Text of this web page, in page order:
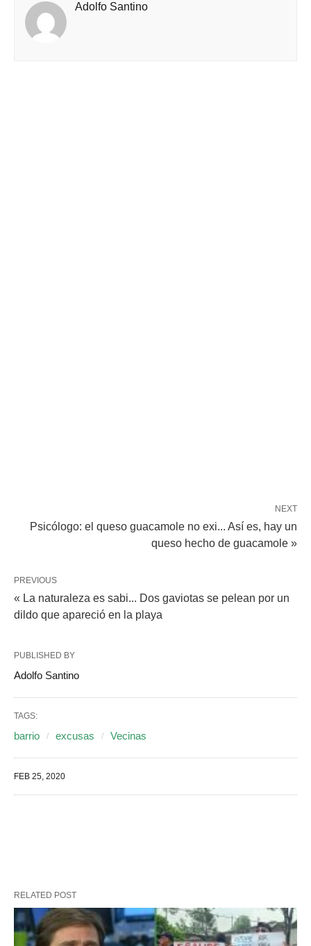
Adolfo Santino
NEXT
Psicólogo: el queso guacamole no exi... Así es, hay un
queso hecho de guacamole »
PREVIOUS
« La naturaleza es sabi... Dos gaviotas se pelean por un
dildo que apareció en la playa
PUBLISHED BY
Adolfo Santino
TAGS:
barrio excusas Vecinas
FEB 25, 2020
RELATED POST